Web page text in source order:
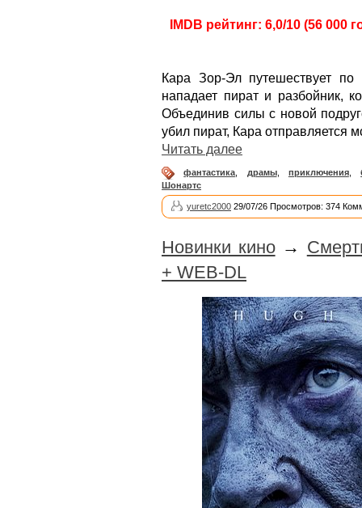
IMDB рейтинг: 6,0/10 (56 000
Кара Зор-Эл путешествует
нападает пират и разбойник,
Объединив силы с новой
убил пират, Кара отправляется
Читать далее
фантастика драмы, приключения,
Шонартс
yuretc2000 29/07/26 Просмотров: 374
Новинки кино→
+ WEB-DL